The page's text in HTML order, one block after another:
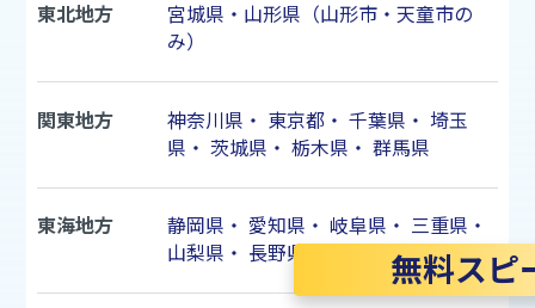
東北地方
宮城県・山形県（山形市・天童市の
み）
関東地方 神奈川県 ・ 東京都・ 千葉県 ・ 埼玉
県 ・ 茨城県 ・ 栃木県 ・ 群馬県
東海地方 静岡県 ・ 愛知県 ・ 岐阜県 ・ 三重県 ・
山梨県 ・ 長野県 無料スピ